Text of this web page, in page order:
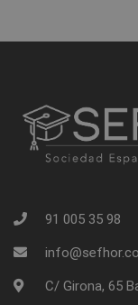
91 005 35 98
C/ Girona, 65